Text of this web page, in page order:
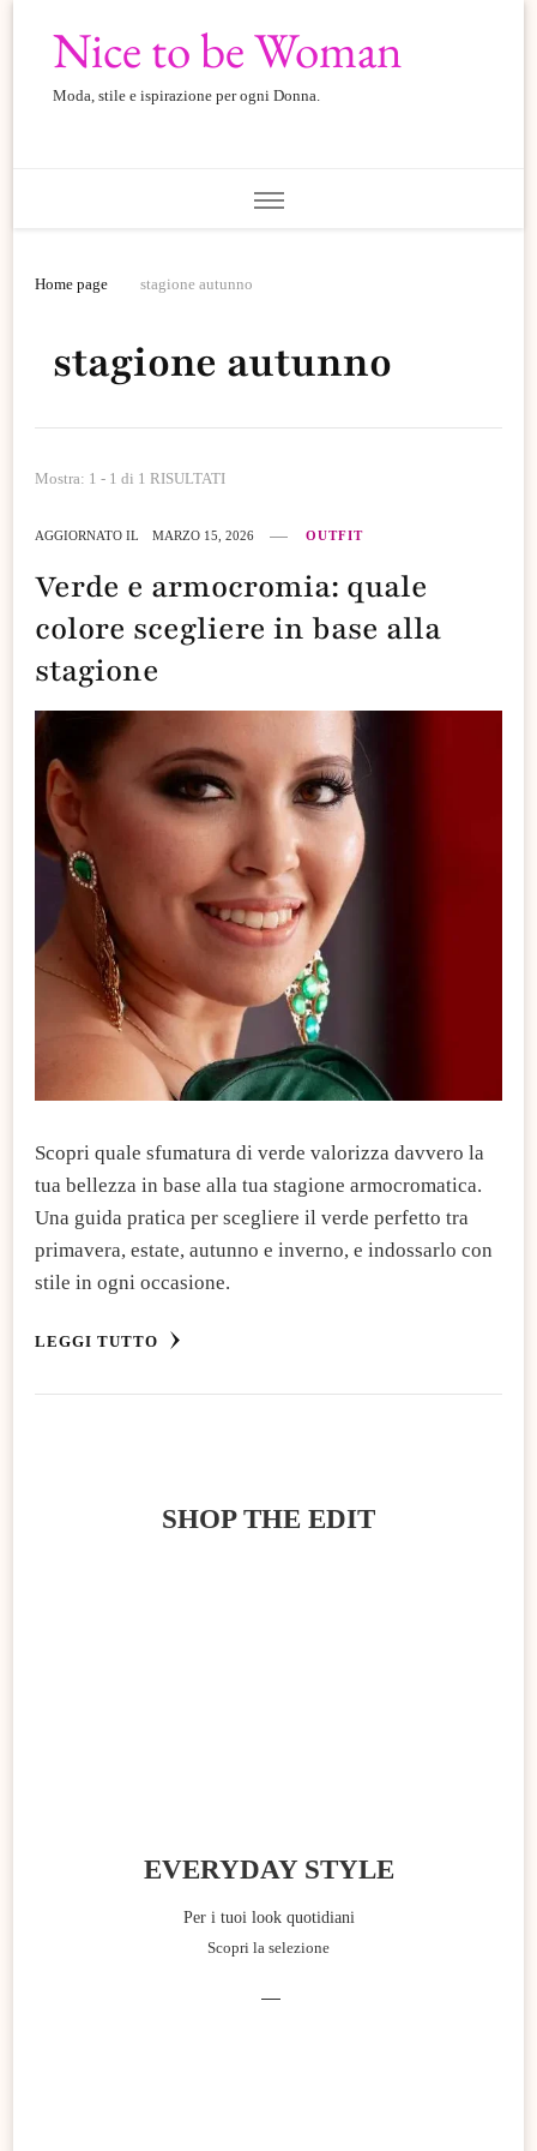
Nice to be Woman
Moda, stile e ispirazione per ogni Donna.
Home page stagione autunno
stagione autunno
Mostra: 1 - 1 di 1 RISULTATI
AGGIORNATO IL MARZO 15, 2026 OUTFIT
Verde e armocromia: quale
colore scegliere in base alla
stagione
Scopri quale sfumatura di verde valorizza davvero la
tua bellezza in base alla tua stagione armocromatica.
Una guida pratica per scegliere il verde perfetto tra
primavera, estate, autunno e inverno, e indossarlo con
stile in ogni occasione.
LEGGI TUTTO
SHOP THE EDIT
EVERYDAY STYLE
Per i tuoi look quotidiani
Scopri la selezione